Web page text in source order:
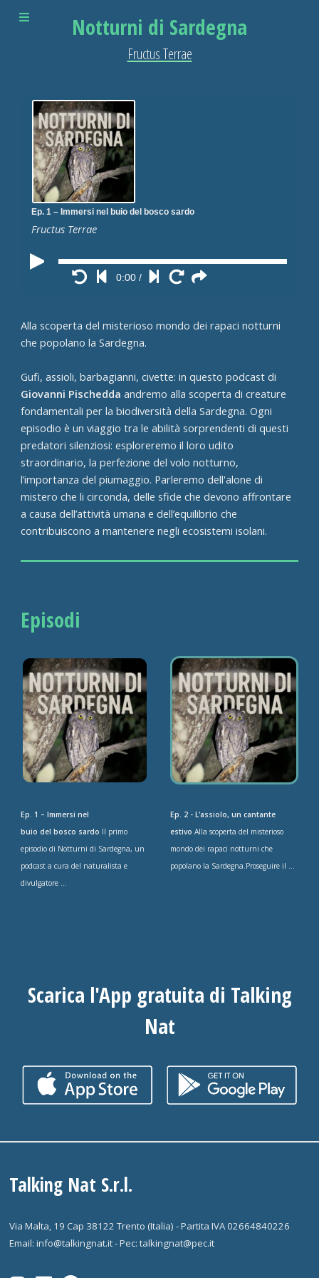
Notturni di Sardegna
Fructus Terrae
Ep. 1 – Immersi nel buio del bosco sardo
Fructus Terrae
0:00 /
Alla scoperta del misterioso mondo dei rapaci notturni
che popolano la Sardegna.
Gufi, assioli, barbagianni, civette: in questo podcast di
Giovanni Pischedda andremo alla scoperta di creature
fondamentali per la biodiversità della Sardegna. Ogni
episodio è un viaggio tra le abilità sorprendenti di questi
predatori silenziosi: esploreremo il loro udito
straordinario, la perfezione del volo notturno,
l’importanza del piumaggio. Parleremo dell'alone di
mistero che li circonda, delle sfide che devono affrontare
a causa dell’attività umana e dell’equilibrio che
contribuiscono a mantenere negli ecosistemi isolani.
Episodi
Ep. 1 – Immersi nel
buio del bosco sardo Il primo
episodio di Notturni di Sardegna, un
podcast a cura del naturalista e
divulgatore ...
Ep. 2 - L'assiolo, un cantante
estivo Alla scoperta del misterioso
mondo dei rapaci notturni che
popolano la Sardegna.Proseguire il ...
Scarica l'App gratuita di Talking
Nat
Talking Nat S.r.l.
Via Malta, 19 Cap 38122 Trento (Italia) - Partita IVA 02664840226
Email: info@talkingnat.it - Pec: talkingnat@pec.it